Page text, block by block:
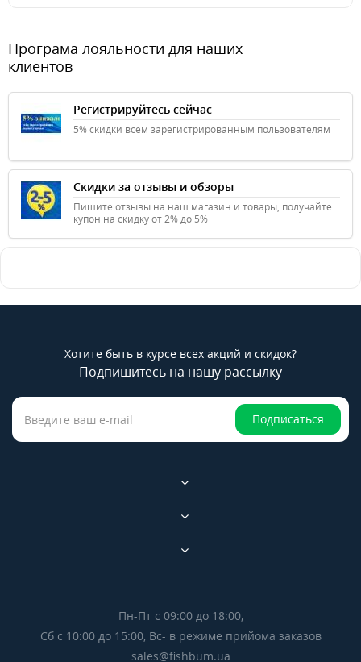
Програма лояльности для наших
клиентов
Регистрируйтесь сейчас
5% скидки всем зарегистрированным пользователям
Скидки за отзывы и обзоры
Пишите отзывы на наш магазин и товары, получайте
купон на скидку от 2% до 5%
Хотите быть в курсе всех акций и скидок?
Подпишитесь на нашу рассылку
Подписаться
Пн-Пт с 09:00 до 18:00,
Сб с 10:00 до 15:00, Вс- в режиме прийома заказов
sales@fishbum.ua